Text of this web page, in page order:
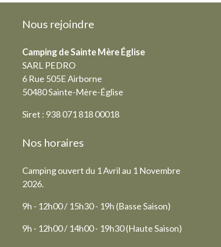
Nous rejoindre
Camping de Sainte Mère Église
SARL PEDRO
6 Rue 505E Airborne
50480 Sainte-Mère-Église
Siret : 938 071 818 00018
Nos horaires
Camping ouvert du 1 Avril au 1 Novembre
2026.
9h - 12h00 / 15h30 - 19h (Basse Saison)
9h - 12h00 / 14h00 - 19h30 (Haute Saison)